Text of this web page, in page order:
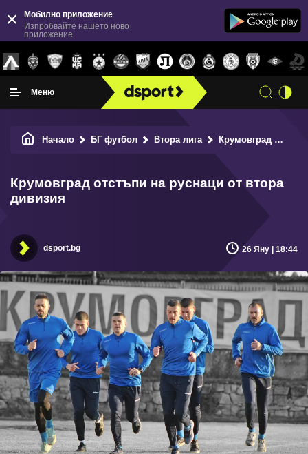
Мобилно приложение
Изпробвайте нашето ново
приложение
Меню
Начало БГ футбол Втора лига Крумовград отстъпи на руснаци от втора дивизия
Крумовград отстъпи на руснаци от втора
дивизия
dsport.bg 26 Яну | 18:44